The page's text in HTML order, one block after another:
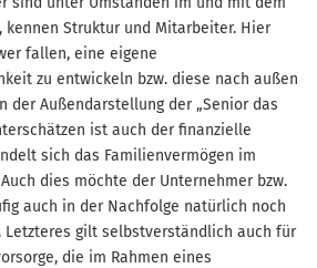
kennen Struktur und Mitarbeiter. Hier
fallen, eine eigene
zu entwickeln bzw. diese nach außen
der Außendarstellung der „Senior das
ist auch der finanzielle
sich das Familienvermögen im
dies möchte der Unternehmer bzw.
auch in der Nachfolge natürlich noch
Letzteres gilt selbstverständlich auch für
die im Rahmen eines